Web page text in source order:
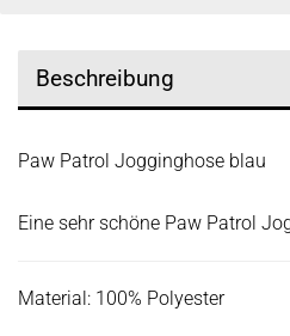
Beschreibung
Paw Patrol Jogginghose blau
Eine sehr schöne Paw Patrol
Material: 100% Polyester